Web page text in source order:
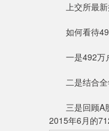
上交所最新
如何看待
一是492万户
二是结合全
三是回顾A股
2015年6月的